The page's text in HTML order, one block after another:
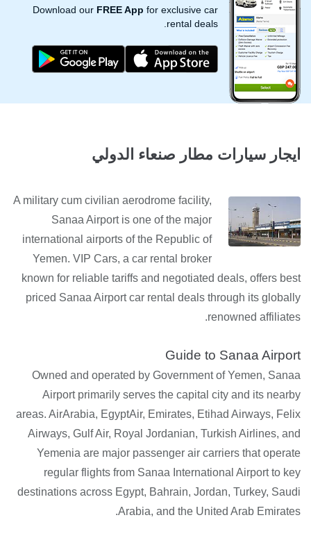
Download our FREE App for exclusive car
rental deals.
ايجار سيارات مطار صنعاء الدولي
A military cum civilian aerodrome facility,
Sanaa Airport is one of the major
international airports of the Republic of
Yemen. VIP Cars, a car rental broker
known for reliable tariffs and negotiated deals, offers best
priced Sanaa Airport car rental deals through its globally
renowned affiliates.
Guide to Sanaa Airport
Owned and operated by Government of Yemen, Sanaa
Airport primarily serves the capital city and its nearby
areas. AirArabia, EgyptAir, Emirates, Etihad Airways, Felix
Airways, Gulf Air, Royal Jordanian, Turkish Airlines, and
Yemenia are major passenger air carriers that operate
regular flights from Sanaa International Airport to key
destinations across Egypt, Bahrain, Jordan, Turkey, Saudi
Arabia, and the United Arab Emirates.